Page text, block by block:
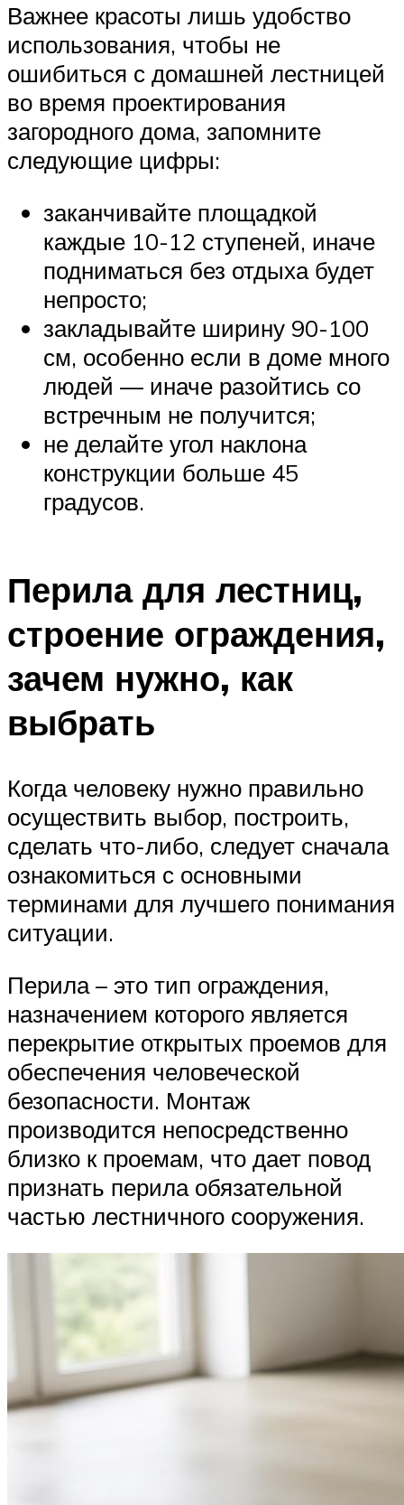
Важнее красоты лишь удобство
использования, чтобы не
ошибиться с домашней лестницей
во время проектирования
загородного дома, запомните
следующие цифры:
заканчивайте площадкой
каждые 10-12 ступеней, иначе
подниматься без отдыха будет
непросто;
закладывайте ширину 90-100
см, особенно если в доме много
людей — иначе разойтись со
встречным не получится;
не делайте угол наклона
конструкции больше 45
градусов.
Перила для лестниц,
строение ограждения,
зачем нужно, как
выбрать
Когда человеку нужно правильно
осуществить выбор, построить,
сделать что-либо, следует сначала
ознакомиться с основными
терминами для лучшего понимания
ситуации.
Перила – это тип ограждения,
назначением которого является
перекрытие открытых проемов для
обеспечения человеческой
безопасности. Монтаж
производится непосредственно
близко к проемам, что дает повод
признать перила обязательной
частью лестничного сооружения.